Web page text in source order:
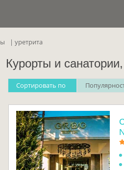
уретрита
Курорты и
Cортировать по